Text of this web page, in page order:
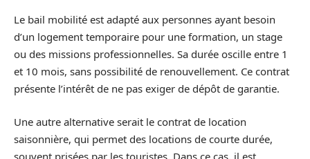
Le bail mobilité est adapté aux personnes ayant besoin
d’un logement temporaire pour une formation, un stage
ou des missions professionnelles. Sa durée oscille entre 1
et 10 mois, sans possibilité de renouvellement. Ce contrat
présente l’intérêt de ne pas exiger de dépôt de garantie.
Une autre alternative serait le contrat de location
saisonnière, qui permet des locations de courte durée,
souvent prisées par les touristes. Dans ce cas, il est